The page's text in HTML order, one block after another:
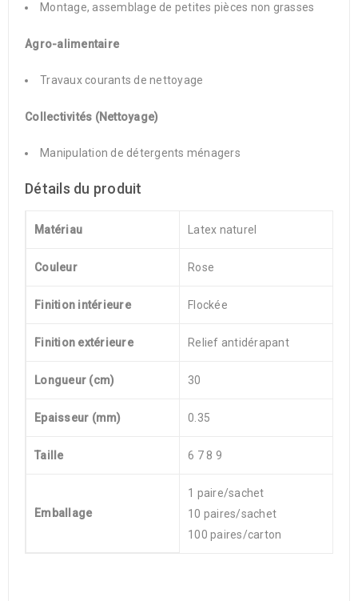
Montage, assemblage de petites pièces non grasses
Agro-alimentaire
Travaux courants de nettoyage
Collectivités (Nettoyage)
Manipulation de détergents ménagers
Détails du produit
Matériau Latex naturel
Couleur Rose
Finition intérieure Flockée
Finition extérieure Relief antidérapant
Longueur (cm) 30
Epaisseur (mm) 0.35
Taille 6 7 8 9
Emballage
1 paire/sachet
10 paires/sachet
100 paires/carton